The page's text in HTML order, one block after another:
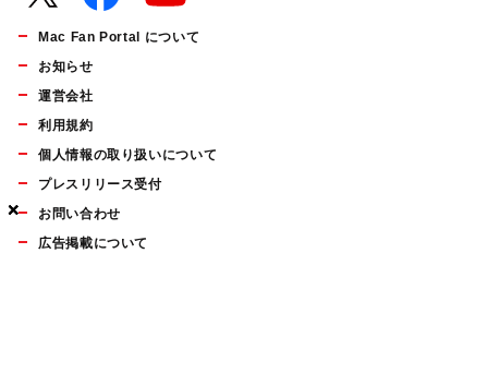
×
×
×
Mac Fan Portal について
お知らせ
運営会社
利用規約
個人情報の取り扱いについて
プレスリリース受付
お問い合わせ
広告掲載について